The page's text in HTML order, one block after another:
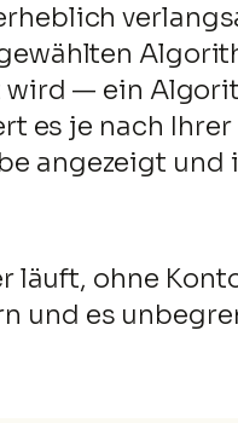
wird — ein
es je nach
angezeigt und
ohne
und es